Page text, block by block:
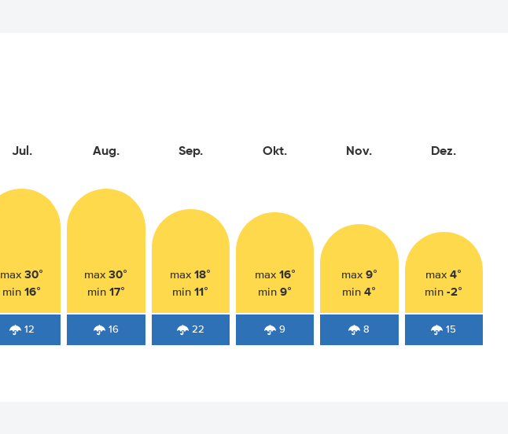
Jul.
max30°
min16°
12
Aug.
max30°
min 17°
16
Sep.
max18°
min11°
22
Okt.
max 16°
min9°
9
Nov.
max 9°
min4°
8
Dez.
max4°
min-2°
15